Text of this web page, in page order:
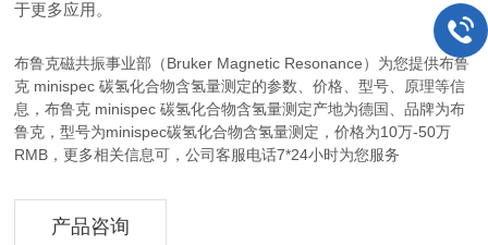
于更多应用。
布鲁克磁共振事业部（Bruker Magnetic Resonance）为您提供布鲁
克 minispec 碳氢化合物含氢量测定的参数、价格、型号、原理等信
息，布鲁克 minispec 碳氢化合物含氢量测定产地为德国、品牌为布
鲁克，型号为minispec碳氢化合物含氢量测定，价格为10万-50万
RMB，更多相关信息可，公司客服电话7*24小时为您服务
产品咨询